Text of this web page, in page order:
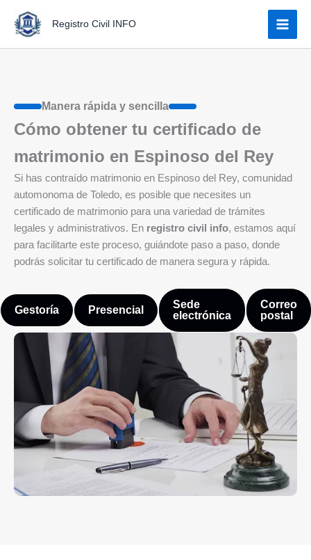
contenido
Registro Civil INFO
Manera rápida y sencilla
Cómo obtener tu certificado de
matrimonio en Espinoso del Rey
Si has contraído matrimonio en Espinoso del Rey, comunidad
automonoma de Toledo, es posible que necesites un
certificado de matrimonio para una variedad de trámites
legales y administrativos. En registro civil info, estamos aquí
para facilitarte este proceso, guiándote paso a paso, donde
podrás solicitar tu certificado de manera segura y rápida.
Gestoría Presencial
Sede
electrónica
Correo
postal